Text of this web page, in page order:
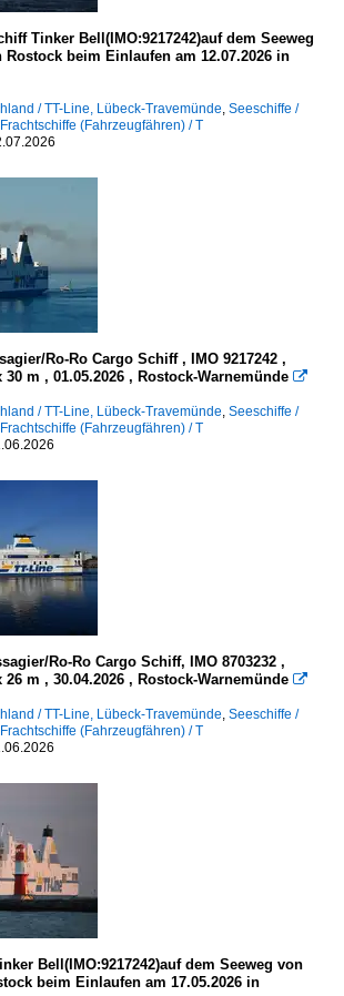
Nordmeer
Tinker Bell(IMO:9217242)auf dem Seeweg
beim Einlaufen am 12.07.2026 in
/ TT-Line, Lübeck-Travemünde, Seeschiffe /
(Fahrzeugfähren) / T
Ro-Ro Cargo Schiff , IMO 9217242 ,
30 m , 01.05.2026 , Rostock-Warnemünde 
/ TT-Line, Lübeck-Travemünde, Seeschiffe /
(Fahrzeugfähren) / T
Ro-Ro Cargo Schiff, IMO 8703232 ,
26 m , 30.04.2026 , Rostock-Warnemünde 
/ TT-Line, Lübeck-Travemünde, Seeschiffe /
(Fahrzeugfähren) / T
Bell(IMO:9217242)auf dem Seeweg von
beim Einlaufen am 17.05.2026 in